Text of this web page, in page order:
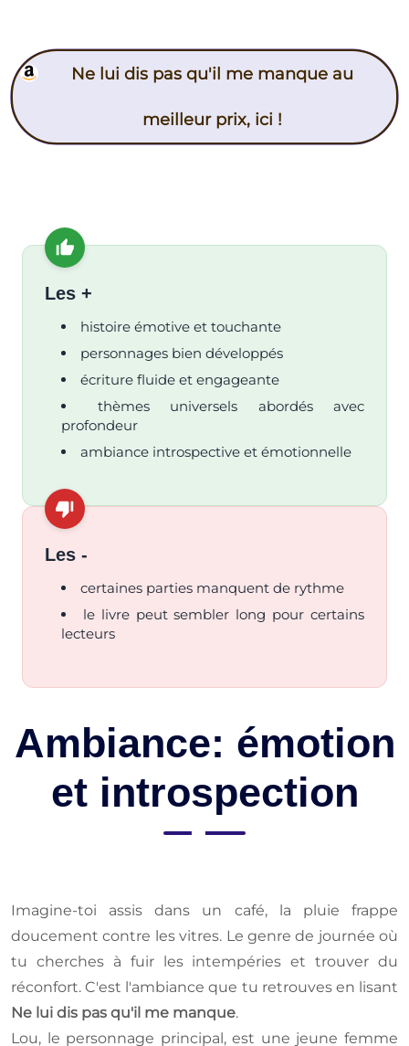
Ne lui dis pas qu'il me manque au
meilleur prix, ici !
Les +
histoire émotive et touchante
personnages bien développés
écriture fluide et engageante
thèmes universels abordés avec
profondeur
ambiance introspective et émotionnelle
Les -
certaines parties manquent de rythme
le livre peut sembler long pour certains
lecteurs
Ambiance: émotion
et introspection
Imagine-toi assis dans un café, la pluie frappe
doucement contre les vitres. Le genre de journée où
tu cherches à fuir les intempéries et trouver du
réconfort. C'est l'ambiance que tu retrouves en lisant
Ne lui dis pas qu'il me manque.
Lou, le personnage principal, est une jeune femme